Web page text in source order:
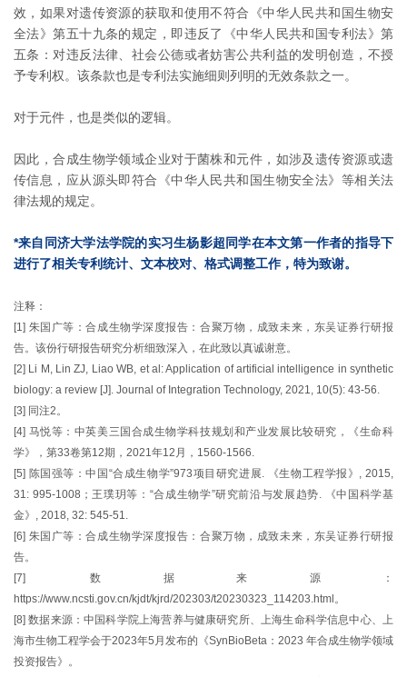
效，如果对遗传资源的获取和使用不符合《中华人民共和国生物安
全法》第五十九条的规定，即违反了《中华人民共和国专利法》第
五条：对违反法律、社会公德或者妨害公共利益的发明创造，不授
予专利权。该条款也是专利法实施细则列明的无效条款之一。
对于元件，也是类似的逻辑。
因此，合成生物学领域企业对于菌株和元件，如涉及遗传资源或遗
传信息，应从源头即符合《中华人民共和国生物安全法》等相关法
律法规的规定。
*来自同济大学法学院的实习生杨影超同学在本文第一作者的指导下
进行了相关专利统计、文本校对、格式调整工作，特为致谢。
注释：
[1] 朱国广等：合成生物学深度报告：合聚万物，成致未来，东吴证券行研报
告。该份行研报告研究分析细致深入，在此致以真诚谢意。
[2] Li M, Lin ZJ, Liao WB, et al: Application of artificial intelligence in synthetic
biology: a review [J]. Journal of Integration Technology, 2021, 10(5): 43-56.
[3] 同注2。
[4] 马悦等：中英美三国合成生物学科技规划和产业发展比较研究，《生命科
学》，第33卷第12期，2021年12月，1560-1566.
[5] 陈国强等：中国“合成生物学”973项目研究进展. 《生物工程学报》, 2015,
31: 995-1008；王璞玥等：“合成生物学”研究前沿与发展趋势. 《中国科学基
金》, 2018, 32: 545-51.
[6] 朱国广等：合成生物学深度报告：合聚万物，成致未来，东吴证券行研报
告。
[7] 数据来源：
https://www.ncsti.gov.cn/kjdt/kjrd/202303/t20230323_114203.html。
[8] 数据来源：中国科学院上海营养与健康研究所、上海生命科学信息中心、上
海市生物工程学会于2023年5月发布的《SynBioBeta：2023 年合成生物学领域
投资报告》。